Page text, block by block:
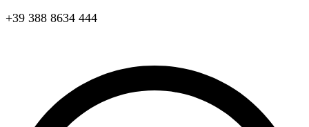
+39 388 8634 444